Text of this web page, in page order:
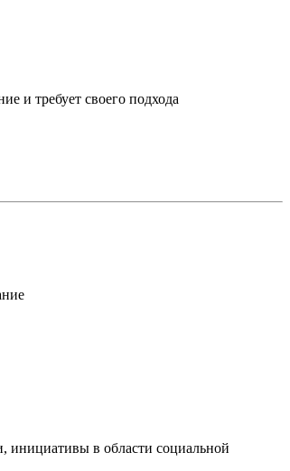
и требует своего подхода
инициативы в области социальной